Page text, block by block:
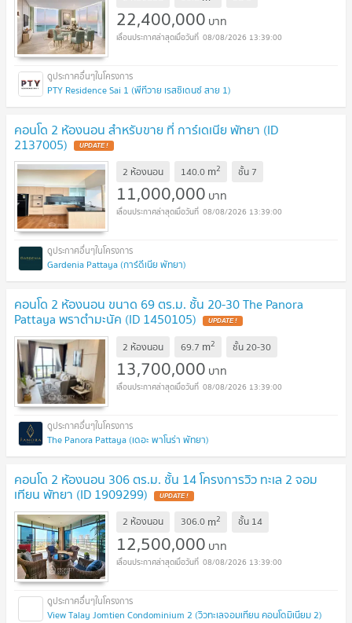
22,400,000 บาท
08/08/2026 13:39:00
PTY Residence Sai 1 (พีทีวาย เรสซิเดนซ์ สาย 1)
คอนโด 2 ห้องนอน สำหรับขาย ที่ การ์เดเนีย พัทยา (ID
2137005) UPDATE !
2 ห้องนอน 140.0 m2 ชั้น 7
11,000,000 บาท
08/08/2026 13:39:00
Gardenia Pattaya (การ์ดีเนีย พัทยา)
คอนโด 2 ห้องนอน ขนาด 69 ตร.ม. ชั้น 20-30 The Panora
Pattaya พราตำมะนัค (ID 1450105) UPDATE !
2 ห้องนอน 69.7 m2 ชั้น20-30
13,700,000 บาท
08/08/2026 13:39:00
The Panora Pattaya (เดอะ พาโนร่า พัทยา)
คอนโด 2 ห้องนอน 306 ตร.ม. ชั้น 14 โครงการวิว ทะเล 2 จอม
เทียน พัทยา (ID 1909299) UPDATE !
2 ห้องนอน 306.0 m2 ชั้น 14
12,500,000 บาท
08/08/2026 13:39:00
View Talay Jomtien Condominium 2 (วิวทะเลจอมเทียน คอนโดมิเนียม 2)